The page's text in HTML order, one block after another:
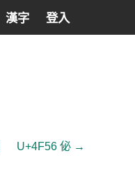
漢字 登入
U+4F56 佖 →